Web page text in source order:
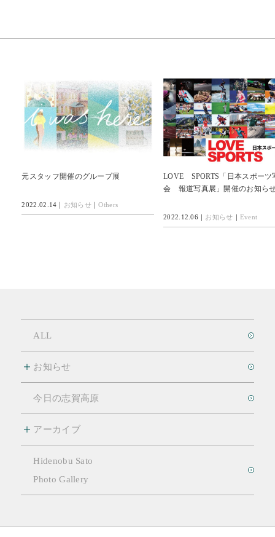
元スタッフ開催のグループ展
2022.02.14｜ お知らせ ｜Others
LOVE SPORTS「日本スポーツ
会 報道写真展」開催のお知ら
2022.12.06｜ お知らせ ｜ Event
ALL
お知らせ
今日の志賀高原
アーカイブ
Hidenobu Sato
Photo Gallery